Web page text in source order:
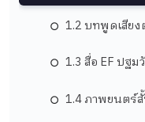
1.2 บทพูดเสียง
1.3 สื่อ EF ปฐม
1.4 ภาพยนตร์